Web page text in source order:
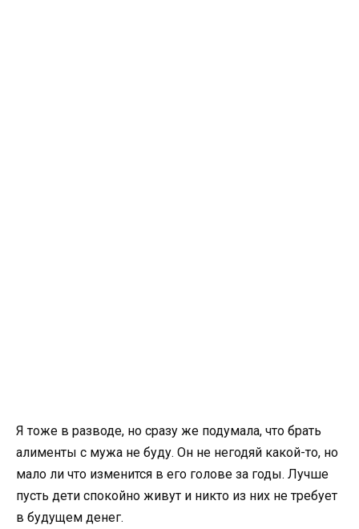
Я тоже в разводе, но сразу же подумала, что брать
алименты с мужа не буду. Он не негодяй какой-то, но
мало ли что изменится в его голове за годы. Лучше
пусть дети спокойно живут и никто из них не требует
в будущем денег.